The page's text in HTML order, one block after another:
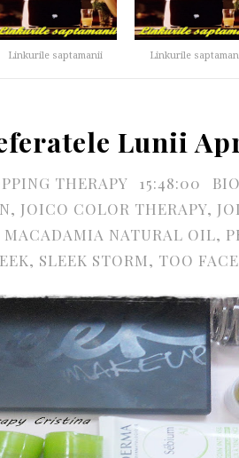
Linkurile saptamanii Linkurile
Lunii
THERAPY 15:48:00
, JOICO COLOR THERAPY,
MACADAMIA NATURAL OIL,
, SLEEK STORM, TOO